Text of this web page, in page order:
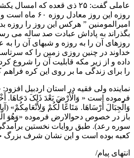
عاملی گفت: ۲۵ ذی قعده که
روزه این روز معادل
امیرالمومنین ” هرکس این روز را روزه
بگذراند به پاداش عبادت صد ساله می
روزهای آن را به روزه و شبهای آن را به
خداوند در چنین روزی زمین را که
داده و از زیر مکه قابلیت آن را شروع
را برای زندگی ما بر روی این کره
نماینده ولی فقیه در استان اردبیل
فرموده است « وَالْأَرْضَ بَعْدَ ذَلِکَ دَحَاهَا.
سوره رعد). طبق روایات نخستین
کعبه بوده است و این نشان شرف بزرگ
انتهای پیام/